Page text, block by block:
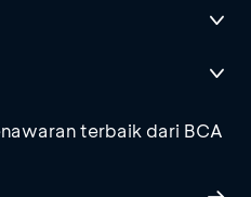
terbaik dari BCA